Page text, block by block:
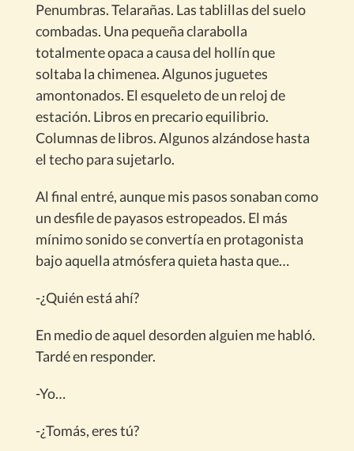
Penumbras. Telarañas. Las tablillas del suelo
combadas. Una pequeña clarabolla
totalmente opaca a causa del hollín que
soltaba la chimenea. Algunos juguetes
amontonados. El esqueleto de un reloj de
estación. Libros en precario equilibrio.
Columnas de libros. Algunos alzándose hasta
el techo para sujetarlo.
Al final entré, aunque mis pasos sonaban como
un desfile de payasos estropeados. El más
mínimo sonido se convertía en protagonista
bajo aquella atmósfera quieta hasta que…
-¿Quién está ahí?
En medio de aquel desorden alguien me habló.
Tardé en responder.
-Yo…
-¿Tomás, eres tú?